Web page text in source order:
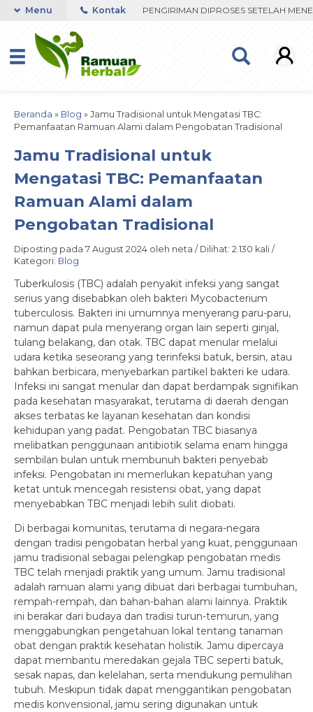
ORDER VIA WHATSAPP. PENGIRIMAN DIPROSES SETELAH
Menu Kontak
Beranda » Blog » Jamu Tradisional untuk Mengatasi TBC:
Pemanfaatan Ramuan Alami dalam Pengobatan Tradisional
Jamu Tradisional untuk
Mengatasi TBC: Pemanfaatan
Ramuan Alami dalam
Pengobatan Tradisional
Diposting pada 7 August 2024 oleh neta / Dilihat: 2.130 kali /
Kategori: Blog
Tuberkulosis (TBC) adalah penyakit infeksi yang sangat
serius yang disebabkan oleh bakteri Mycobacterium
tuberculosis. Bakteri ini umumnya menyerang paru-paru,
namun dapat pula menyerang organ lain seperti ginjal,
tulang belakang, dan otak. TBC dapat menular melalui
udara ketika seseorang yang terinfeksi batuk, bersin, atau
bahkan berbicara, menyebarkan partikel bakteri ke udara.
Infeksi ini sangat menular dan dapat berdampak signifikan
pada kesehatan masyarakat, terutama di daerah dengan
akses terbatas ke layanan kesehatan dan kondisi
kehidupan yang padat. Pengobatan TBC biasanya
melibatkan penggunaan antibiotik selama enam hingga
sembilan bulan untuk membunuh bakteri penyebab
infeksi. Pengobatan ini memerlukan kepatuhan yang
ketat untuk mencegah resistensi obat, yang dapat
menyebabkan TBC menjadi lebih sulit diobati.
Di berbagai komunitas, terutama di negara-negara
dengan tradisi pengobatan herbal yang kuat, penggunaan
jamu tradisional sebagai pelengkap pengobatan medis
TBC telah menjadi praktik yang umum. Jamu tradisional
adalah ramuan alami yang dibuat dari berbagai tumbuhan,
rempah-rempah, dan bahan-bahan alami lainnya. Praktik
ini berakar dari budaya dan tradisi turun-temurun, yang
menggabungkan pengetahuan lokal tentang tanaman
obat dengan praktik kesehatan holistik. Jamu dipercaya
dapat membantu meredakan gejala TBC seperti batuk,
sesak napas, dan kelelahan, serta mendukung pemulihan
tubuh. Meskipun tidak dapat menggantikan pengobatan
medis konvensional, jamu sering digunakan untuk